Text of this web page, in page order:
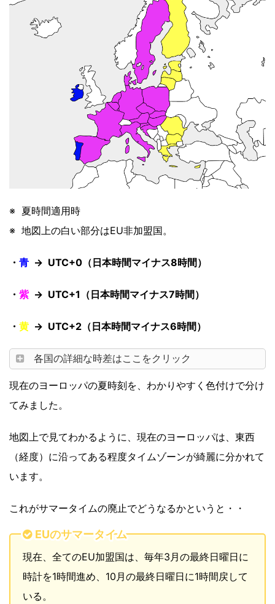
※ 夏時間適用時
※ 地図上の白い部分はEU非加盟国。
・ 青 → UTC+0（日本時間マイナス8時間）
・ 紫→ UTC+1（日本時間マイナス7時間）
・ 黄 → UTC+2（日本時間マイナス6時間）
各国の詳細な時差はここをクリック
現在のヨーロッパの夏時刻を、わかりやすく色付けで分け
てみました。
地図上で見てわかるように、現在のヨーロッパは、東西
（経度）に沿ってある程度タイムゾーンが綺麗に分かれて
います。
これがサマータイムの廃止でどうなるかというと・・
EUのサマータイム
現在、全てのEU加盟国は、毎年3月の最終日曜日に
時計を1時間進め、10月の最終日曜日に1時間戻して
いる。